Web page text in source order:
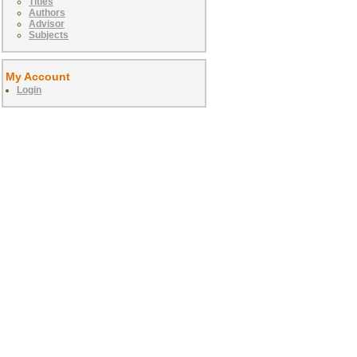
Authors
Advisor
Subjects
My Account
Login